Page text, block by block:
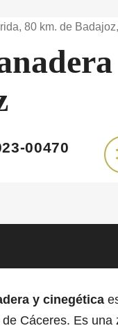
80 km. de
00470
y cinegética
Cáceres. Es